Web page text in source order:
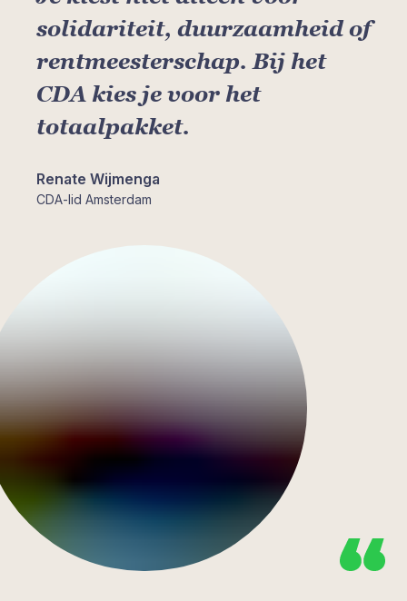
solidariteit, duurzaamheid of
rentmeesterschap. Bij het
CDA kies je voor het
totaalpakket.
Renate Wijmenga
CDA-lid Amsterdam